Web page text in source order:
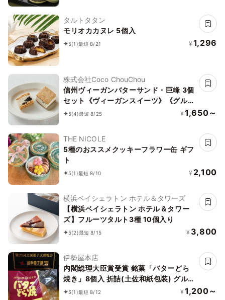
タルトタタン
モリオカカヌレ 5個入
5(1)最短 8/21 ¥ 1,296
株式会社Coco ChouChou
信州ヴィーガンバターサンド・巨峰 3個
セット《ヴィーガンスイーツ》《グルテ
ンフリー》
5(4)最短 8/25 ¥ 1,650～
THE NICOLE
5種のおススメクッキーフラワー缶 ギフ
ト
5(1)最短 8/10 ¥ 2,100
横浜ベイシェラトン ホテル＆タワーズ
【横浜ベイシェラトン ホテル＆タワー
ズ】フルーツタルト3種 10個入り
5(2)最短 8/15 ¥ 3,800
伊勢屋本店
内閣総理大臣賞受賞 銘菓「バターどら
焼き」8個入 折詰(土佐和紙包装) グルテ
ンフリー！
5(1)最短 8/12 ¥ 1,200～